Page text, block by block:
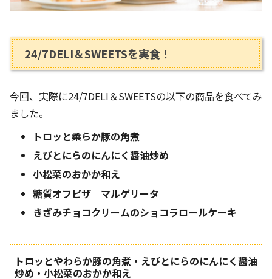
24/7DELI＆SWEETSを実食！
今回、実際に24/7DELI＆SWEETSの以下の商品を食べてみ
ました。
トロッと柔らか豚の角煮
えびとにらのにんにく醤油炒め
小松菜のおかか和え
糖質オフピザ マルゲリータ
きざみチョコクリームのショコラロールケーキ
トロッとやわらか豚の角煮・えびとにらのにんにく醤油
炒め・小松菜のおかか和え